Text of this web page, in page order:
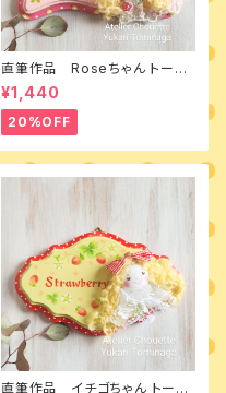
直筆作品 Roseちゃん トール
ペイントとカントリードールのミ
ニボード
¥1,440
20%OFF
直筆作品 イチゴちゃん トール